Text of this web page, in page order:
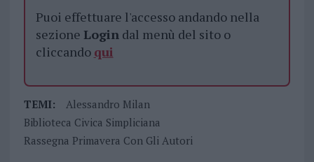
Puoi effettuare l'accesso andando nella
sezione Logindal menù del sito o
cliccando qui
TEMI:
Alessandro Milan
Biblioteca Civica Simpliciana
Rassegna Primavera Con Gli Autori